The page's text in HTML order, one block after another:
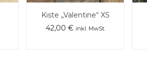
Kiste „Valentine“ XS
42,00 € inkl. MwSt.